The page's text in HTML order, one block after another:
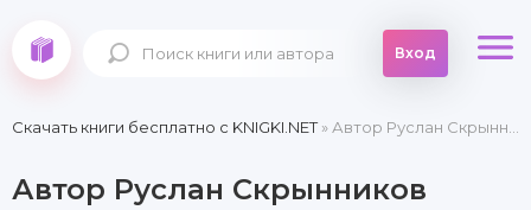
Вход
Скачать книги бесплатно c KNIGKI.NET» Автор Руслан Скрынников
Автор Руслан Скрынников